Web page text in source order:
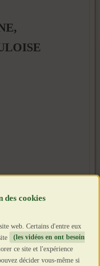
web. Certains d'entre eux
(les vidéos en ont besoin
ce site et l'expérience
décider vous-même si